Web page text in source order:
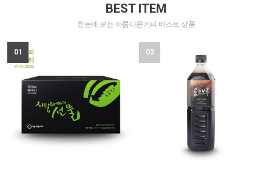
BEST ITEM
한눈에 보는 아름다운커피 베스트 상품
01 02